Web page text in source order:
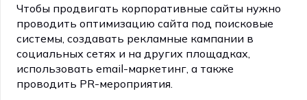
Чтобы продвигать корпоративные сайты нужно
проводить оптимизацию сайта под поисковые
системы, создавать рекламные кампании в
социальных сетях и на других площадках,
использовать email-маркетинг, а также
проводить PR-мероприятия.